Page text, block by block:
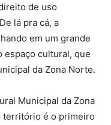
de uso
lá pra cá, a
em um grande
espaço cultural, que
da Zona Norte.
Municipal da Zona
território é o primeiro